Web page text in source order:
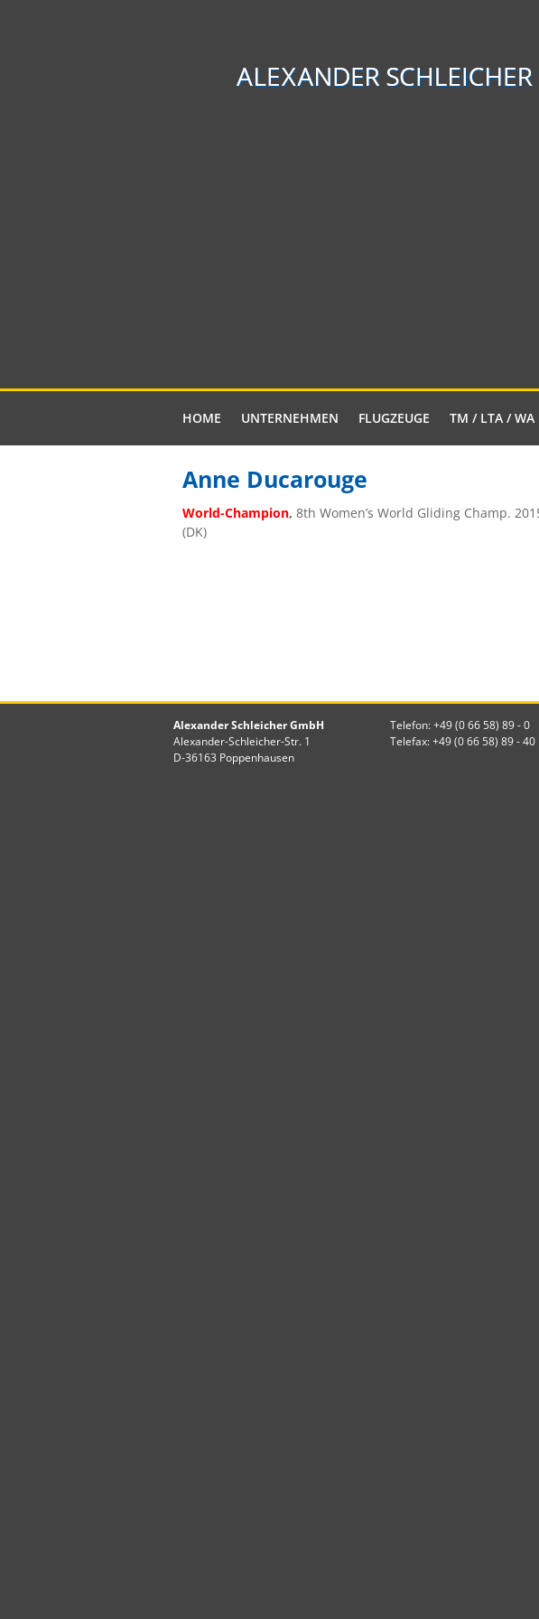
HOME UNTERNEHMEN FLUGZEUGE TM / LTA / WA
Anne Ducarouge
World-Champion, 8th Women’s World Gliding Champ.
(DK)
Alexander Schleicher GmbH
Alexander-Schleicher-Str. 1
D-36163 Poppenhausen
Telefon: +49 (0 66 58) 89 - 0
Telefax: +49 (0 66 58) 89 - 40